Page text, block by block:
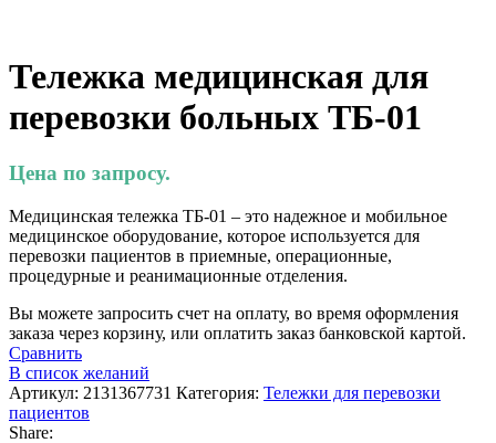
Тележка медицинская для
перевозки больных ТБ-01
Цена по запросу.
Медицинская тележка ТБ-01 – это надежное и мобильное
медицинское оборудование, которое используется для
перевозки пациентов в приемные, операционные,
процедурные и реанимационные отделения.
Вы можете запросить счет на оплату, во время оформления
заказа через корзину, или оплатить заказ банковской картой.
Сравнить
В список желаний
Артикул: 2131367731 Категория: Тележки для перевозки
пациентов
Share: